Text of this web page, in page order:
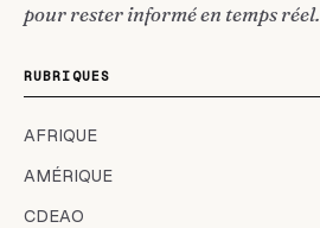
pour rester informé en temps réel.
RUBRIQUES
AFRIQUE
AMÉRIQUE
CDEAO